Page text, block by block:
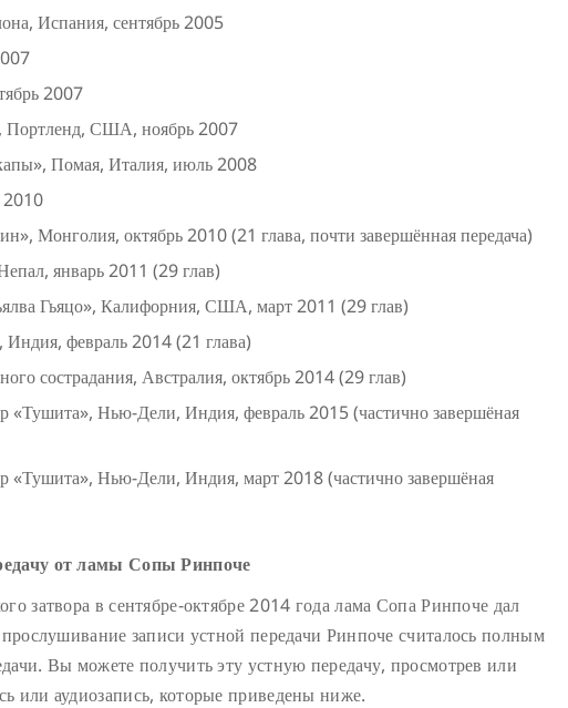
Испания, сентябрь 2005
2007
Портленд, США, ноябрь 2007
Помая, Италия, июль 2008
2010
Монголия, октябрь 2010 (21 глава, почти завершённая передача)
январь 2011 (29 глав)
Гьяцо», Калифорния, США, март 2011 (29 глав)
Индия, февраль 2014 (21 глава)
сострадания, Австралия, октябрь 2014 (29 глав)
«Тушита», Нью-Дели, Индия, февраль 2015 (частично завершёная
«Тушита», Нью-Дели, Индия, март 2018 (частично завершёная
от ламы Сопы Ринпоче
затвора в сентябре-октябре 2014 года лама Сопа Ринпоче дал
записи устной передачи Ринпоче считалось полным
Вы можете получить эту устную передачу, просмотрев или
или аудиозапись, которые приведены ниже.